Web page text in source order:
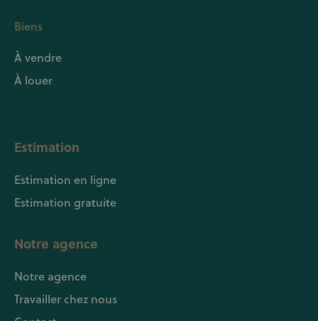
Biens
À vendre
À louer
Estimation
Estimation en ligne
Estimation gratuite
Notre agence
Notre agence
Travailler chez nous